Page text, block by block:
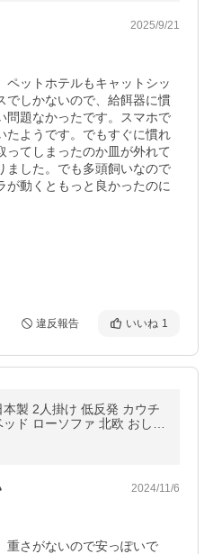
2025/9/21
ペットホテルもキャットシッ
でしかないので、給餌器に慣
問題なかったです。スマホで
たようです。でもすぐに慣れ
ってしまったのか皿が外れて
ました。でも多頭飼いなので
が動くともっと良かったのに
違反報告 いいね 1
製 2人掛け 低反発 カウチ
ド ローソファ 北欧 おしゃ
国産 二人掛け ソファー コ
不可
2024/11/6
重さがないので安っぽいで